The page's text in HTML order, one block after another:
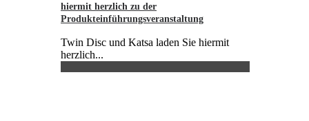
hiermit herzlich zu der
Produkteinführungsveranstaltung
Twin Disc und Katsa laden Sie hiermit
herzlich...